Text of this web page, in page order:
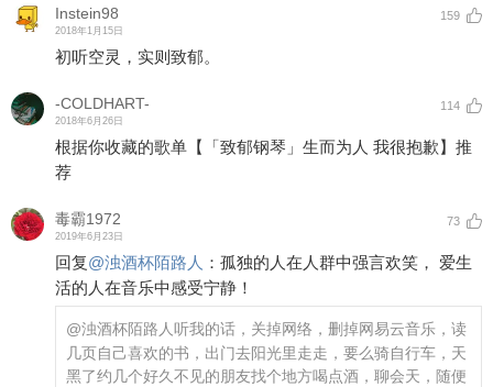
Instein98
2018年1月15日
159
初听空灵，实则致郁。
-COLDHART-
2018年6月26日
114
根据你收藏的歌单【「致郁钢琴」生而为人 我很抱歉】推
荐
毒霸1972
2019年6月23日
73
回复@浊酒杯陌路人 ： 孤独的人在人群中强言欢笑， 爱生
活的人在音乐中感受宁静！
@浊酒杯陌路人听我的话，关掉网络，删掉网易云音乐，读
几页自己喜欢的书，出门去阳光里走走，要么骑自行车，天
黑了约几个好久不见的朋友找个地方喝点酒，聊会天，随便